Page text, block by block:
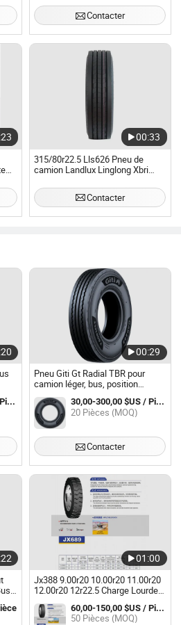
7.50r16 825r16 pneus de bus
215/75r17.5 235/75r17.5
Contacter
00:33
315/80r22.5 Lls626 Pneu de
camion Landlux Linglong Xbri
pneus TBR, revendeurs
Contacter
275/80r22.5
60,00-130,00 $US / Pièce
00:29
Pneu Giti Gt Radial TBR pour
camion léger, bus, position
régionale toutes positions,
Gar233 Gar711 Gar828s, 8.25r16
7.00r16 7.50r16 8.25r16
235/75r17.5
30,00-300,00 $US / Pièce
20 Pièces (MOQ)
Contacter
01:00
Jx388 9.00r20 10.00r20 11.00r20
12.00r20 12r22.5 Charge Lourde
Position Toutes Roues Jianxin
Jx609 Jx629 Mines Formule Anti
Glissement Jx669 Jx679 Jx689
60,00-150,00 $US / Pièce
50 Pièces (MOQ)